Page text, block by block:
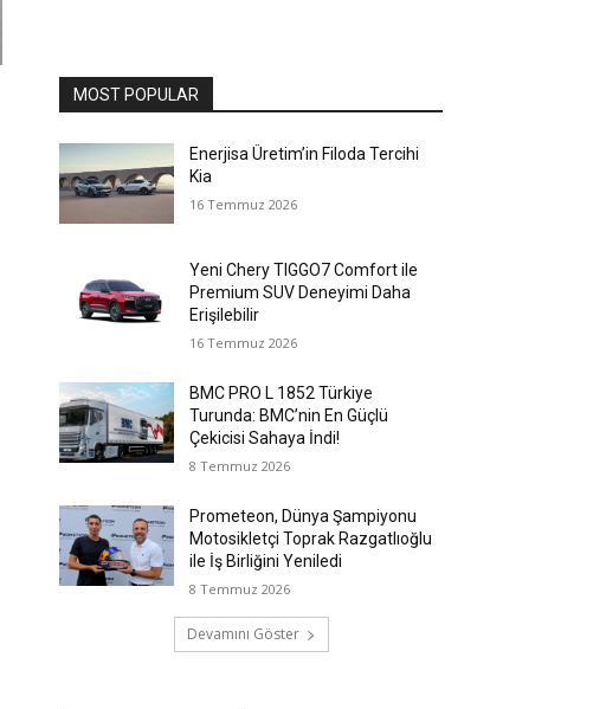
MOST POPULAR
Enerjisa Üretim’in Filoda Tercihi
Kia
16 Temmuz 2026
Yeni Chery TIGGO7 Comfort ile
Premium SUV Deneyimi Daha
Erişilebilir
16 Temmuz 2026
BMC PRO L 1852 Türkiye
Turunda: BMC’nin En Güçlü
Çekicisi Sahaya İndi!
8 Temmuz 2026
Prometeon, Dünya Şampiyonu
Motosikletçi Toprak Razgatlıoğlu
ile İş Birliğini Yeniledi
8 Temmuz 2026
Devamını Göster